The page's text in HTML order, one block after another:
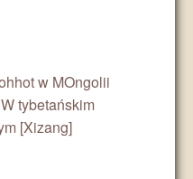
w MOngolii
tybetańskim
[Xizang]